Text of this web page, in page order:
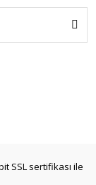
SSL sertifikası ile